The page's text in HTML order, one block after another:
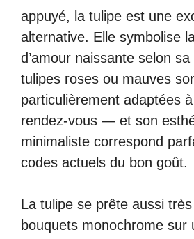
appuyé, la tulipe est une
alternative. Elle symbolise
d’amour naissante selon
tulipes roses ou mauves
particulièrement adaptées
rendez-vous — et son
minimaliste correspond
codes actuels du bon goût.
La tulipe se prête aussi
bouquets monochrome sur